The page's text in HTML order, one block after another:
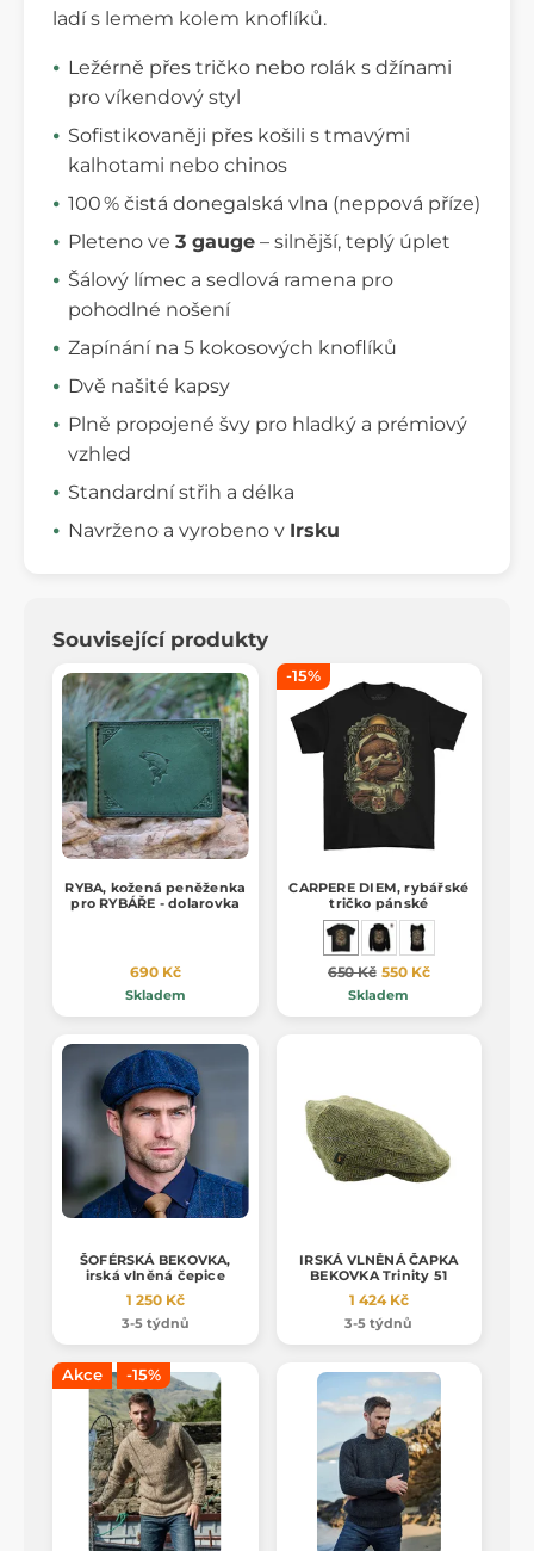
ladí s lemem kolem knoflíků.
Ležérně přes tričko nebo rolák s džínami
pro víkendový styl
Sofistikovaněji přes košili s tmavými
kalhotami nebo chinos
100 % čistá donegalská vlna (neppová příze)
Pleteno ve 3 gauge – silnější, teplý úplet
Šálový límec a sedlová ramena pro
pohodlné nošení
Zapínání na 5 kokosových knoflíků
Dvě našité kapsy
Plně propojené švy pro hladký a prémiový
vzhled
Standardní střih a délka
Navrženo a vyrobeno v Irsku
Související produkty
RYBA, kožená peněženka
pro RYBÁŘE - dolarovka
690 Kč
Skladem
-15%
CARPERE DIEM, rybářské
tričko pánské
650 Kč 550 Kč
Skladem
ŠOFÉRSKÁ BEKOVKA,
irská vlněná čepice
1 250 Kč
3-5 týdnů
IRSKÁ VLNĚNÁ ČAPKA
BEKOVKA Trinity 51
1 424 Kč
3-5 týdnů
Akce -15%